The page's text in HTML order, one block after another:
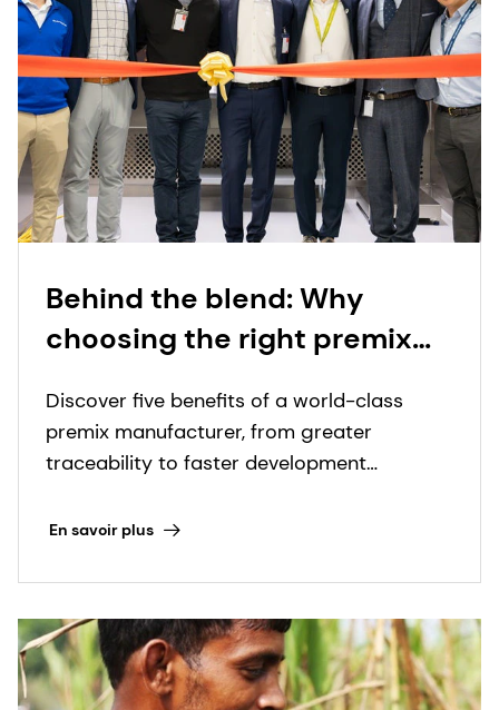
Behind the blend: Why
choosing the right premix
than ever
Discover five benefits of a world-class
premix manufacturer, from greater
traceability to faster development
En savoir plus